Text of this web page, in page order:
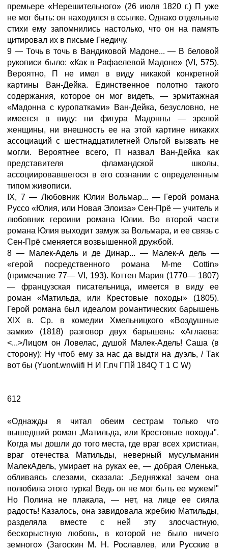
премьере «Нерешительного» (26 июля 1820 г.) П уже
не мог быть: он находился в ссылке. Однако отдельные
стихи ему запомнились настолько, что он на память
цитировал их в письме Гнедичу.
9 — Точь в точь в Вандиковой Мадоне... — В беловой
рукописи было: «Как в Рафаелевой Мадоне» (VI, 575).
Вероятно, П не имел в виду никакой конкретной
картины Ван-Дейка. Единственное полотно такого
содержания, которое он мог видеть, — эрмитажная
«Мадонна с куропатками» Ван-Дейка, безусловно, не
имеется в виду: ни фигура Мадонны — зрелой
женщины, ни внешность ее на этой картине никаких
ассоциаций с шестнадцатилетней Ольгой вызвать не
могли. Вероятнее всего, П назвал Ван-Дейка как
представителя фламандской школы,
ассоциировавшегося в его сознании с определенным
типом живописи.
IX, 7 — Любовник Юлии Вольмар... — Герой романа
Руссо «Юлия, или Новая Элоиза» Сен-Прё — учитель и
любовник героини романа Юлии. Во второй части
романа Юлия выходит замуж за Вольмара, и ее связь с
Сен-Прё сменяется возвышенной дружбой.
8 — Малек-Адель и де Динар... — Малек-А дель —
«герой посредственного романа M-me Cottin»
(примечание 77— VI, 193). Коттен Мария (1770— 1807)
— французская писательница, имеется в виду ее
роман «Матильда, или Крестовые походы» (1805).
Герой романа был идеалом романтических барышень
XIX в. Ср. в комедии Хмельницкого «Воздушные
замки» (1818) разговор двух барышень: «Аглаева:
<...>Лицом он Ловелас, душой Малек-Адель! Саша (в
сторону): Ну чтоб ему за нас да выдти на дуэль, / Так
вот бы (Yuont.wnwiifi Н И Г.пч ГПй 184Q Т 1 С W)
612
«Однажды я читал обеим сестрам только что
вышедший роман „Матильда, или Крестовые походы".
Когда мы дошли до того места, где враг всех христиан,
враг отечества Матильды, неверный мусульманин
МалекАдель, умирает на руках ее, — добрая Оленька,
обливаясь слезами, сказала: „Бедняжка! зачем она
полюбила этого турка! Ведь он не мог быть ее мужем!"
Но Полина не плакала, — нет, на лице ее сияла
радость! Казалось, она завидовала жребию Матильды,
разделяла вместе с ней эту злосчастную,
бескорыстную любовь, в которой не было ничего
земного» (Загоскин М. Н. Рославлев, или Русские в